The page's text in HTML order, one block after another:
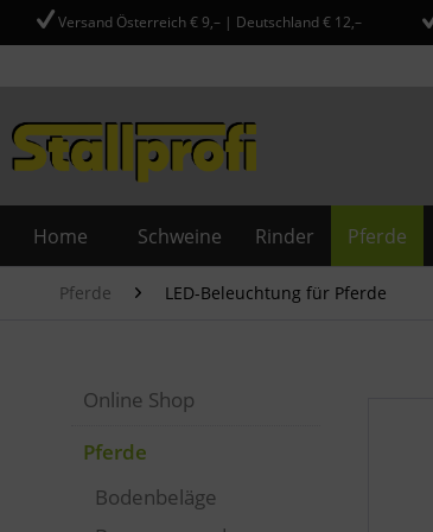
Versand Österreich € 9,– | Deutschland € 12,–
Home Schweine Rinder Pferde
Pferde LED-Beleuchtung für Pferde
Online Shop
Pferde
Bodenbeläge